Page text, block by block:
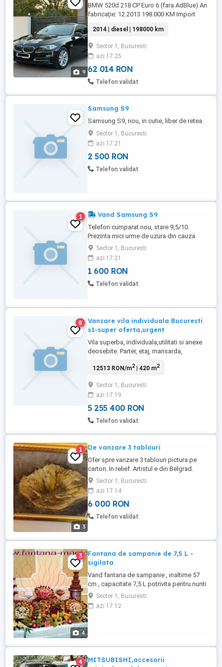
9
BMW 520d 218 CP Euro 6 (fara AdBlue) An
fabricație: 12.2013 198.000 KM Import
bună tehnică cât și ca aspect! Navigație
Mare 3D Eu + Ro Bi-xenon adaptiv Camera
faza lungă Scaune electrice Încălzire în
scaune Volan M cu Padele Interior Piele
foarte întreținut ...
2014 | diesel | 198000 km
Sector 1, Bucuresti
azi 17:25
62 014 RON
Telefon validat
Samsung S9
Samsung S9, nou, in cutie, liber de retea.
Sector 1, Bucuresti
azi 17:21
2 500 RON
Telefon validat
1 Vand Samsung S9
Telefon cumparat nou, stare 9,5/10.
Prezinta mici urme de uzura din cauza
husei. Se vinde impreuna cu 2 huse
originale, flip si una de spate, cutie
originala cu toate accesoriile.Ecran
impecabil, se vad punctele albe din cauza
foliei, la cerere o pot da jos.
Sector 1, Bucuresti
azi 17:21
1 600 RON
Telefon validat
8
Vanzare vila individuala Bucuresti
s1-super oferta,urgent
Vila superba, individuala,utilitati si anexe
deosebite. Parter, etaj, mansarda,
mare, living, birou-sala studio,bucatarie,
garaj duo, scari interioare, camere tehnice
Etaj: 3 dormitoare, +dormitor matrimonial,
dresing ...
12513 RON/m2| 420 m2
Sector 1, Bucuresti
azi 17:19
5 255 400 RON
Telefon validat
3
1 De vanzare 3 tablouri
Ofer spre vanzare 3 tablouri pictura pe
carton. In relief. Artistul e din Belgrad.
Sector 1, Bucuresti
azi 17:14
6 000 RON
Telefon validat
4
3
Fantana de sampanie de 7,5 L -
sigilata
Vand fantana de sampanie , inaltime 57
cm , capacitate 7,5 L potrivita pentru nunti
, botezuri , petreceri .
Sector 1, Bucuresti
azi 17:12
4
MITSUBISHI,accesorii